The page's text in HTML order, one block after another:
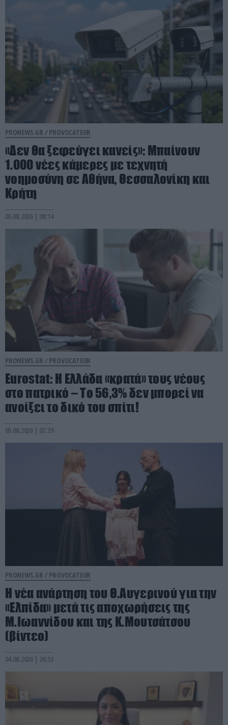
PRONEWS.GR / PROVOCATEUR
«Δεν θα ξεφεύγει κανείς»: Μπαίνουν
1.000 νέες κάμερες με τεχνητή
νοημοσύνη σε Αθήνα, Θεσσαλονίκη και
Κρήτη
05.08.2026 | 08:14
PRONEWS.GR / PROVOCATEUR
Eurostat: Η Ελλάδα «κρατά» τους νέους
στο πατρικό – Το 56,3% δεν μπορεί να
ανοίξει το δικό του σπίτι!
05.08.2026 | 07:39
PRONEWS.GR / PROVOCATEUR
Η νέα ανάρτηση του Θ.Αυγερινού για την
«Ελπίδα» μετά τις αποχωρήσεις της
Μ.Ιωαννίδου και της Κ.Μουτσάτσου
(βίντεο)
04.08.2026 | 20:53